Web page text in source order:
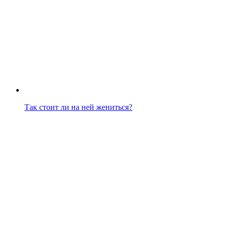
Так стоит ли на ней жениться?